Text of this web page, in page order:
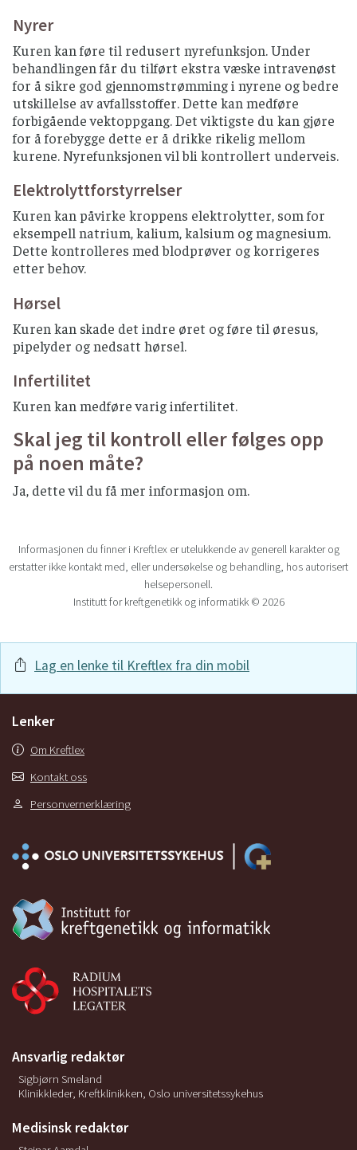
Nyrer
Kuren kan føre til redusert nyrefunksjon. Under
behandlingen får du tilført ekstra væske intravenøst
for å sikre god gjennomstrømming i nyrene og bedre
utskillelse av avfallsstoffer. Dette kan medføre
forbigående vektoppgang. Det viktigste du kan gjøre
for å forebygge dette er å drikke rikelig mellom
kurene. Nyrefunksjonen vil bli kontrollert underveis.
Elektrolyttforstyrrelser
Kuren kan påvirke kroppens elektrolytter, som for
eksempell natrium, kalium, kalsium og magnesium.
Dette kontrolleres med blodprøver og korrigeres
etter behov.
Hørsel
Kuren kan skade det indre øret og føre til øresus,
pipelyder og nedsatt hørsel.
Infertilitet
Kuren kan medføre varig infertilitet.
Skal jeg til kontroll eller følges opp
på noen måte?
Ja, dette vil du få mer informasjon om.
Informasjonen du finner i Kreftlex er utelukkende av generell karakter og
erstatter ikke kontakt med, eller undersøkelse og behandling, hos autorisert
helsepersonell.
Institutt for kreftgenetikk og informatikk © 2026
Lag en lenke til Kreftlex fra din mobil
Lenker
Om Kreftlex
Kontakt oss
Personvernerklæring
Ansvarlig redaktør
Sigbjørn Smeland
Klinikkleder, Kreftklinikken, Oslo universitetssykehus
Medisinsk redaktør